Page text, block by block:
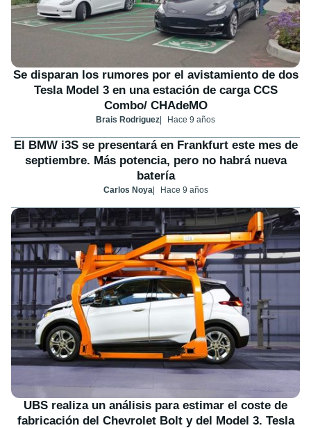
Se disparan los rumores por el avistamiento de dos
Tesla Model 3 en una estación de carga CCS
Combo/ CHAdeMO
Brais Rodriguez Hace 9 años
El BMW i3S se presentará en Frankfurt este mes de
septiembre. Más potencia, pero no habrá nueva
batería
Carlos Noya Hace 9 años
UBS realiza un análisis para estimar el coste de
fabricación del Chevrolet Bolt y del Model 3. Tesla